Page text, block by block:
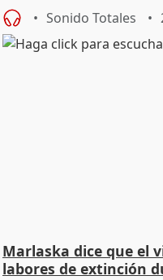
Sonido Totales
Marlaska dice que el
labores de extinción